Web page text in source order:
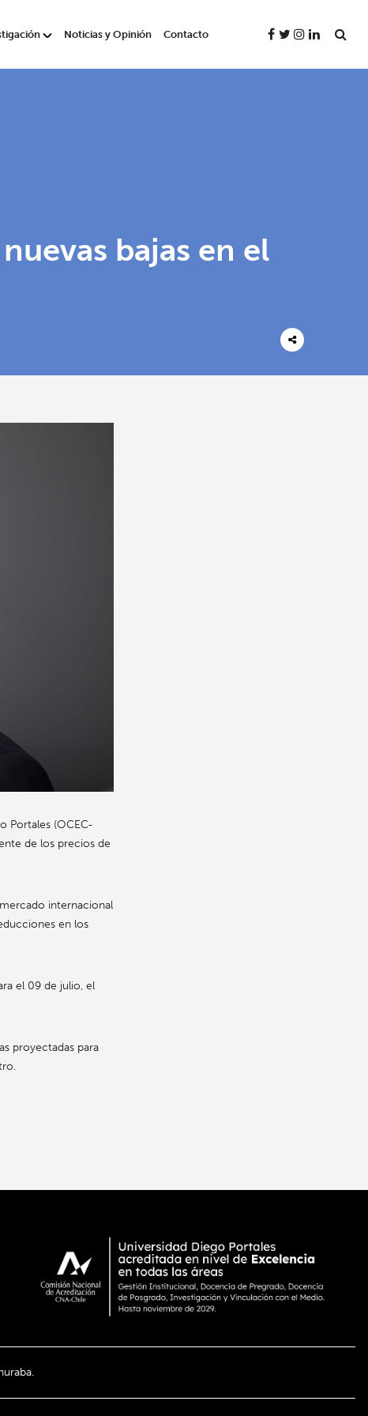
Noticias y Opinión Contacto
bajas en el
Portales (OCEC-
de los precios de
internacional
en los
el 09 de julio, el
proyectadas para